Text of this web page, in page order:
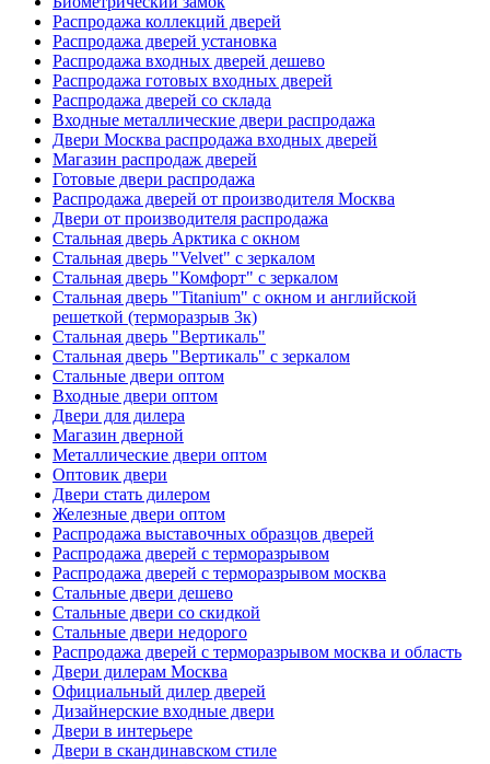
Распродажа коллекций дверей
Распродажа дверей установка
Распродажа входных дверей дешево
Распродажа готовых входных дверей
Распродажа дверей со склада
Входные металлические двери распродажа
Двери Москва распродажа входных дверей
Магазин распродаж дверей
Готовые двери распродажа
Распродажа дверей от производителя Москва
Двери от производителя распродажа
Стальная дверь Арктика с окном
Стальная дверь "Velvet" с зеркалом
Стальная дверь "Комфорт" с зеркалом
Стальная дверь "Titanium" с окном и английской
решеткой (терморазрыв 3к)
Стальная дверь "Вертикаль"
Стальная дверь "Вертикаль" с зеркалом
Стальные двери оптом
Входные двери оптом
Двери для дилера
Магазин дверной
Металлические двери оптом
Оптовик двери
Двери стать дилером
Железные двери оптом
Распродажа выставочных образцов дверей
Распродажа дверей с терморазрывом
Распродажа дверей с терморазрывом москва
Стальные двери дешево
Стальные двери со скидкой
Стальные двери недорого
Распродажа дверей с терморазрывом москва и область
Двери дилерам Москва
Официальный дилер дверей
Дизайнерские входные двери
Двери в интерьере
Двери в скандинавском стиле